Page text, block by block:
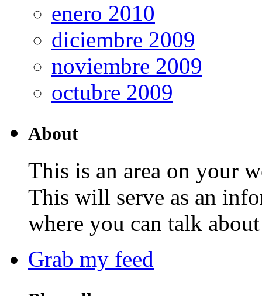
enero 2010
diciembre 2009
noviembre 2009
octubre 2009
About
This is an area on your
This will serve as an
where you can talk
Grab my feed